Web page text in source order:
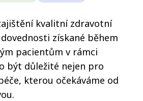
kvalitní zdravotní
získané během
pacientům v rámci
být důležité nejen pro
kterou očekáváme od